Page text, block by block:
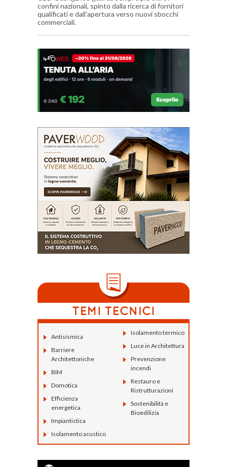
confini nazionali, spinto dalla ricerca di fornitori
qualificati e dall'apertura verso nuovi sbocchi
commerciali.
Antisismica
Barriere
Architettoniche
BIM
Domotica
Efficienza
energetica
Impiantistica
Isolamento acustico
Isolamento termico
Luce in Architettura
Prevenzione
incendi
Restauro e
Ristrutturazioni
Sostenibilità e
Bioedilizia